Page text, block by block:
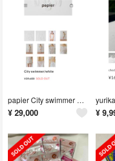
papier City swimmer white
¥ 29,000 ¥